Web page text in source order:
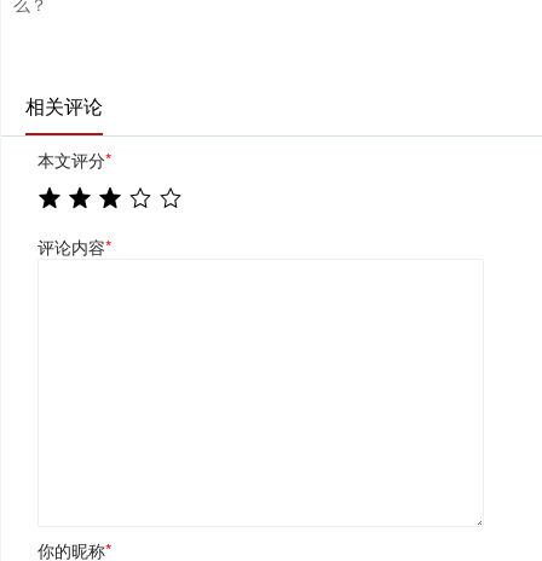
相关评论
本文评分*
评论内容*
你的昵称*